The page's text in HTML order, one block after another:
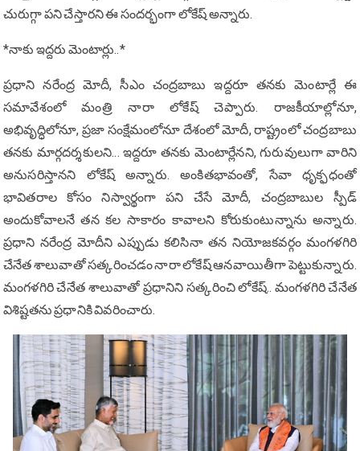
చురుగ్గా పని చేస్తారని ఈ సందర్భంగా లోకేష్ అన్నారు.
*నాకు ఇద్దరు మెంటార్లు..*
ప్రధాని న‌రేంద్ర మోదీ, సీఎం చంద్రబాబు ఇద్దరూ త‌న‌కు మెంటార్లే ఈ
సమావేశంలో మంత్రి నారా లోకేష్ చెప్పారు. రాజ‌కీయాల్లోనూ,
అభివృద్ధిలోనూ, ప్రజా సంక్షేమంలోనూ దేశంలో మోదీ, రాష్ట్రంలో చంద్రబాబు
త‌న‌కు మార్గదర్శకులని... ఇద్దరూ త‌న‌కు మెంటార్లేన‌ని, గురువులుగా వారిని
అనుస‌రిస్తాన‌ని లోకేష్ అన్నారు. అంకిత‌భావంతో, సేవా ధృక్ఫధంతో
భావిత‌రాల కోసం నిస్వార్థంగా ప‌ని చేసే మోదీ, చంద్రబాబుల స్పీడ్
అందుకోవాల‌నే త‌న క‌ల సాకారం కావాల‌ని కోరుకుంటున్నాను అన్నారు.
ప్రధాని న‌రేంద్ర మోదీని ఎప్పుడు క‌లిసినా త‌న నియోజ‌క‌వ‌ర్గం మంగ‌ళ‌గిరి
చేనేత శాలువాతో సత్కరించడం నారా లోకేష్ ఆనవాయితీగా పెట్టుకున్నారు.
మంగ‌ళ‌గిరి చేనేత శాలువాతో ప్రధానిని సత్కరించి లోకేష్‌.. మంగ‌ళ‌గిరి చేనేత
విశిష్టతను ప్రధానికి వివ‌రించారు.